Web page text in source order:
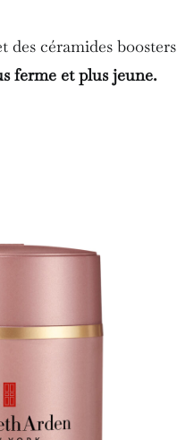
céramides boosters
ferme et plus jeune.